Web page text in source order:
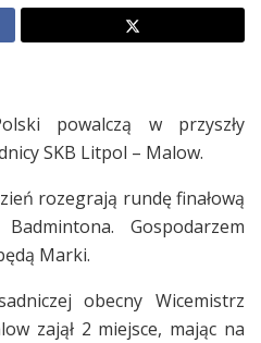
powalczą w przyszły
SKB Litpol – Malow.
rozegrają rundę finałową
Gospodarzem
Marki.
obecny Wicemistrz
zajął 2 miejsce, mając na